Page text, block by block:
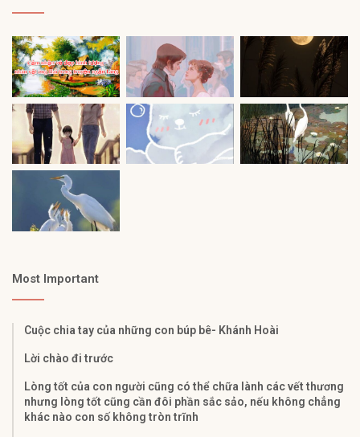
Most Important
Cuộc chia tay của những con búp bê- Khánh Hoài
Lời chào đi trước
Lòng tốt của con người cũng có thể chữa lành các vết thương
nhưng lòng tốt cũng cần đôi phần sắc sảo, nếu không chẳng
khác nào con số không tròn trĩnh